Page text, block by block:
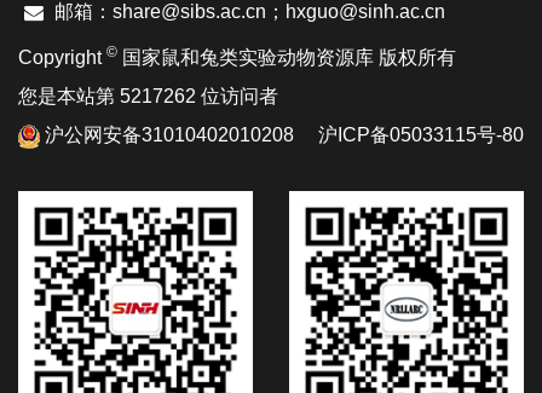
邮箱：share@sibs.ac.cn；hxguo@sinh.ac.cn
Copyright © 国家鼠和兔类实验动物资源库 版权所有
您是本站第 5217262 位访问者
沪公网安备31010402010208
沪ICP备05033115号-80